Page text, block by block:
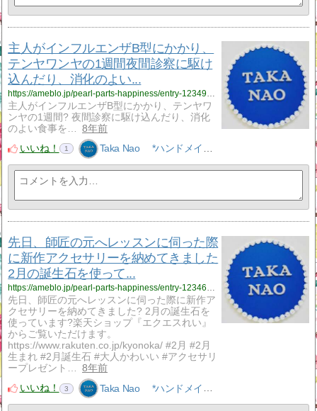
主人がインフルエンザB型にかかり、
テンヤワンヤの1週間夜間診察に駆け
込んだり、消化のよい...
https://ameblo.jp/pearl-parts-happiness/entry-12349781680.html
主人がインフルエンザB型にかかり、テンヤワ
ンヤの1週間? 夜間診察に駆け込んだり、消化
のよい食事を…
8年前
いいね！
1 Taka Nao *ハンドメイドアクセサリーNao*
先日、師匠の元へレッスンに伺った際
に新作アクセサリーを納めてきました
2月の誕生石を使って...
https://ameblo.jp/pearl-parts-happiness/entry-12346943631.html
先日、師匠の元へレッスンに伺った際に新作ア
クセサリーを納めてきました? 2月の誕生石を
使っています?楽天ショップ『エクエスれい』
からご覧いただけます。
https://www.rakuten.co.jp/kyonoka/ #2月 #2月
生まれ #2月誕生石 #大人かわいい #アクセサリ
ープレゼント…
8年前
いいね！
3 Taka Nao *ハンドメイドアクセサリーNao*